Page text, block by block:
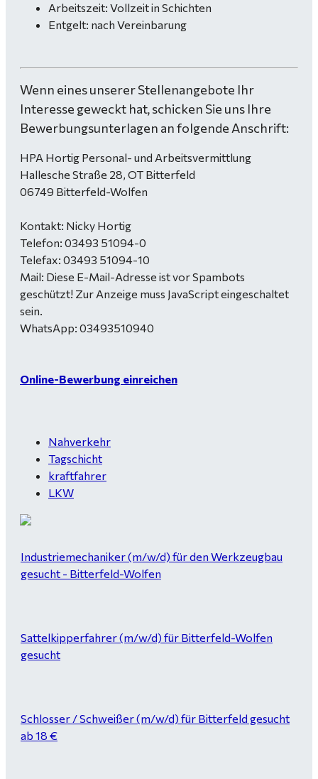
Arbeitszeit: Vollzeit in Schichten
Entgelt: nach Vereinbarung
Wenn eines unserer Stellenangebote Ihr
Interesse geweckt hat, schicken Sie uns Ihre
Bewerbungsunterlagen an folgende Anschrift:
HPA Hortig Personal- und Arbeitsvermittlung
Hallesche Straße 28, OT Bitterfeld
06749 Bitterfeld-Wolfen
Kontakt: Nicky Hortig
Telefon: 03493 51094-0
Telefax: 03493 51094-10
Mail: Diese E-Mail-Adresse ist vor Spambots
geschützt! Zur Anzeige muss JavaScript eingeschaltet
sein.
WhatsApp: 03493510940
Online-Bewerbung einreichen
Nahverkehr
Tagschicht
kraftfahrer
LKW
Industriemechaniker (m/w/d) für den Werkzeugbau
gesucht - Bitterfeld-Wolfen
Sattelkipperfahrer (m/w/d) für Bitterfeld-Wolfen
gesucht
Schlosser / Schweißer (m/w/d) für Bitterfeld gesucht
ab 18 €